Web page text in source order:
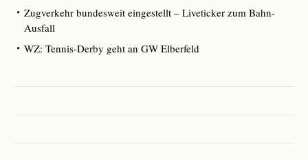
Zugverkehr bundesweit eingestellt – Liveticker zum Bahn-
Ausfall
WZ: Tennis-Derby geht an GW Elberfeld